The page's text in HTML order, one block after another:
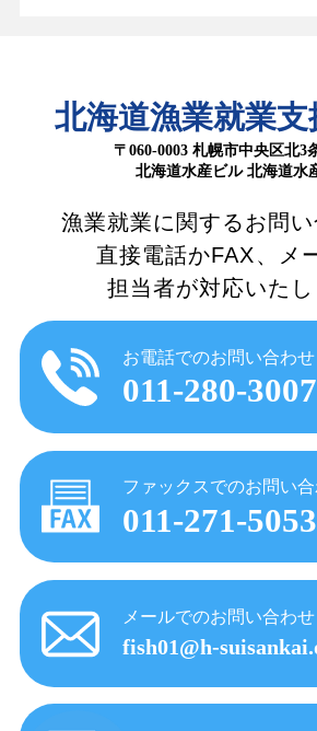
北海道漁業就業
〒060-0003 札幌市中央区北3
北海道水産ビル 北海道水
漁業就業に関するお問い
直接電話かFAX、メ
担当者が対応いたし
お電話でのお問い合わせ
011-280-3007
ファックスでのお問い
011-271-5053
メールでのお問い合わせ
fish01@h-